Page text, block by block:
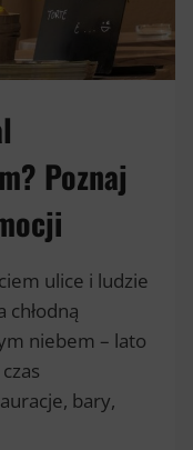
Poznaj
ulice i ludzie
chłodną
niebem – lato
bary,